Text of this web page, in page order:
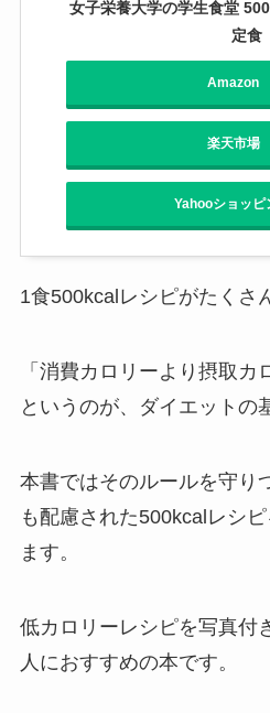
女子栄養大学の学生食堂
定食
Amazon
楽天市場
Yahooショッピ
1食500kcalレシピがたくさ
「消費カロリーより摂取カ
というのが、ダイエットの
本書ではそのルールを守り
も配慮された500kcalレシ
ます。
低カロリーレシピを写真付
人におすすめの本です。